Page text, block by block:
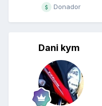
Donador
Dani kym